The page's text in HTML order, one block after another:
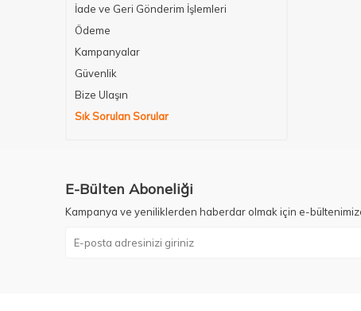
İade ve Geri Gönderim İşlemleri
Ödeme
Kampanyalar
Güvenlik
Bize Ulaşın
Sık Sorulan Sorular
E-Bülten Aboneliği
Kampanya ve yeniliklerden haberdar olmak için e-